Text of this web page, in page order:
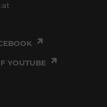
YOUTUBE